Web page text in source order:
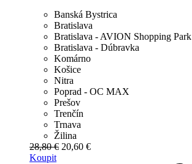
Banská Bystrica
Bratislava
Bratislava - AVION Shopping Park
Bratislava - Dúbravka
Komárno
Košice
Nitra
Poprad - OC MAX
Prešov
Trenčín
Trnava
Žilina
28,80 € 20,60 €
Koupit